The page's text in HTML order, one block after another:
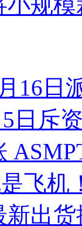
小规模
16日
日斥
飞
出